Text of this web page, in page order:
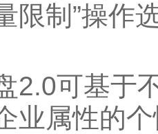
限制”操作
2.0可基于
业属性的